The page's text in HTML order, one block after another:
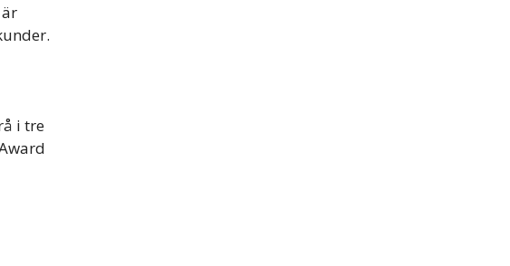
i tre